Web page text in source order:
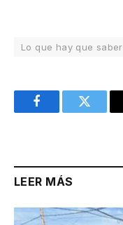
Lo que hay que saber
FacebookTwitter
LEER MÁS